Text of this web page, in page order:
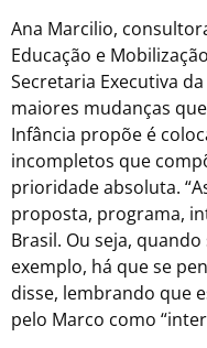
Ana Marcilio,
Educação e
Secretaria Executiva
maiores mudanças
Infância propõe é
incompletos que
prioridade absoluta.
proposta, programa,
Brasil. Ou seja,
exemplo, há que se
disse, lembrando que
pelo Marco como